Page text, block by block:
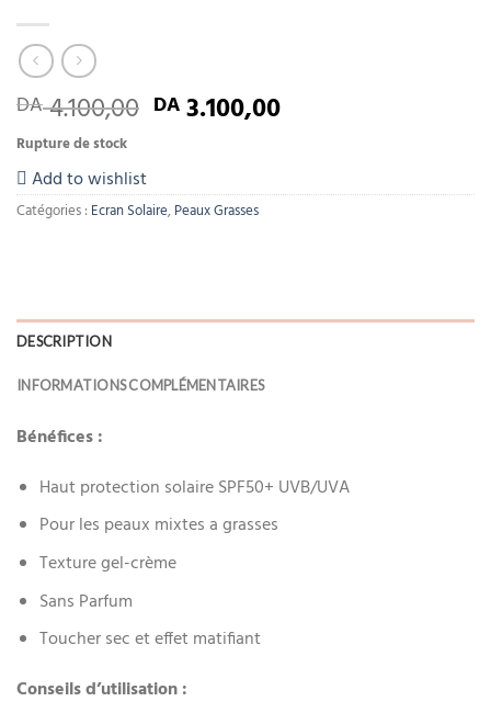
DA4.100,00 DA 3.100,00
Rupture de stock
Add to wishlist
Catégories : Ecran Solaire,Peaux Grasses
DESCRIPTION
INFORMATIONS COMPLÉMENTAIRES
Bénéfices :
Haut protection solaire SPF50+ UVB/UVA
Pour les peaux mixtes a grasses
Texture gel-crème
Sans Parfum
Toucher sec et effet matifiant
Conseils d’utilisation :